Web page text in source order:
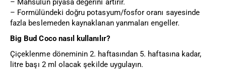
– Mahsulün piyasa değerini artırır.
– Formülündeki doğru potasyum/fosfor oranı sayesinde
fazla beslemeden kaynaklanan yanmaları engeller.
Big Bud Coco nasıl kullanılır?
Çiçeklenme döneminin 2. haftasından 5. haftasına kadar,
litre başı 2 ml olacak şekilde uygulayın.